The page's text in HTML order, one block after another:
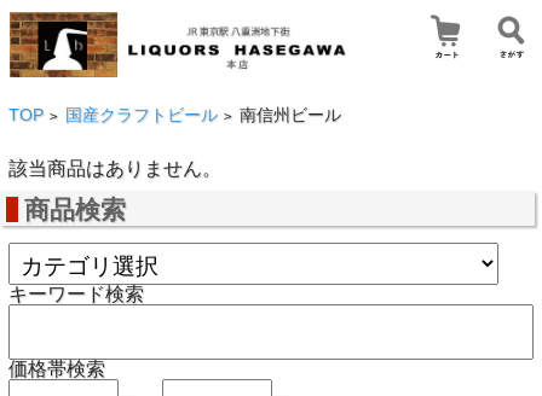
TOP > 国産クラフトビール > 南信州ビール
該当商品はありません。
商品検索
キーワード検索
価格帯検索